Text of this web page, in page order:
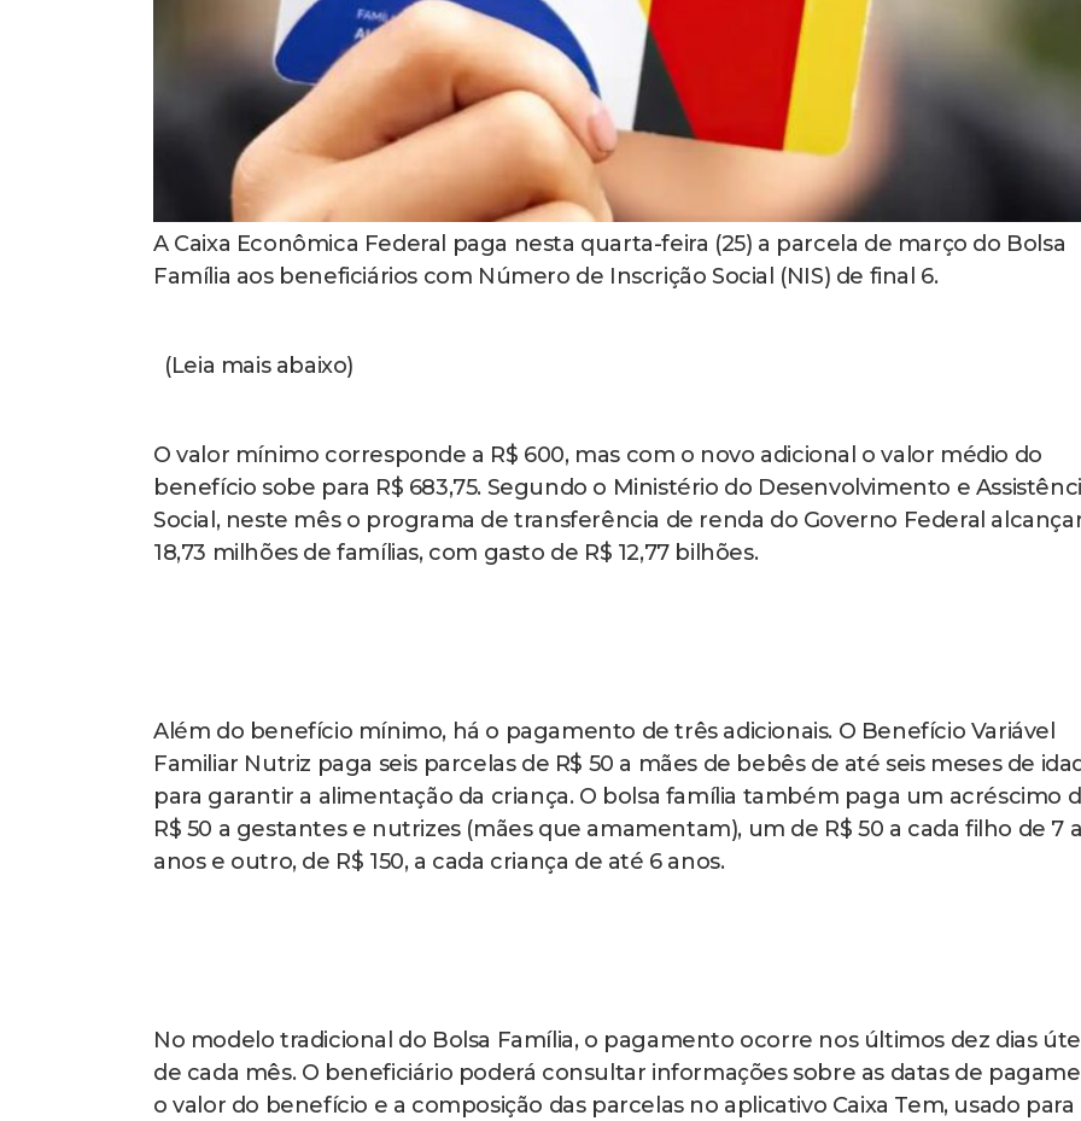
A Caixa Econômica Federal paga nesta quarta-feira (25) a parcela de março do Bolsa
Família aos beneficiários com Número de Inscrição Social (NIS) de final 6.
(Leia mais abaixo)
O valor mínimo corresponde a R$ 600, mas com o novo adicional o valor médio do
benefício sobe para R$ 683,75. Segundo o Ministério do Desenvolvimento e
Social, neste mês o programa de transferência de renda do Governo Federal
18,73 milhões de famílias, com gasto de R$ 12,77 bilhões.
Além do benefício mínimo, há o pagamento de três adicionais. O Benefício Variável
Familiar Nutriz paga seis parcelas de R$ 50 a mães de bebês de até seis meses de
para garantir a alimentação da criança. O bolsa família também paga um acréscimo
R$ 50 a gestantes e nutrizes (mães que amamentam), um de R$ 50 a cada filho de 7
anos e outro, de R$ 150, a cada criança de até 6 anos.
No modelo tradicional do Bolsa Família, o pagamento ocorre nos últimos dez dias
de cada mês. O beneficiário poderá consultar informações sobre as datas de
o valor do benefício e a composição das parcelas no aplicativo Caixa Tem, usado para